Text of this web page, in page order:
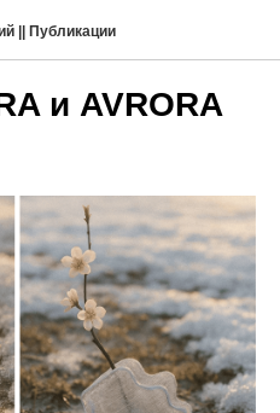
|| Публикации
и AVRORA